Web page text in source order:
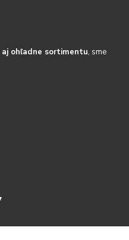
aj ohľadne sortimentu, sme